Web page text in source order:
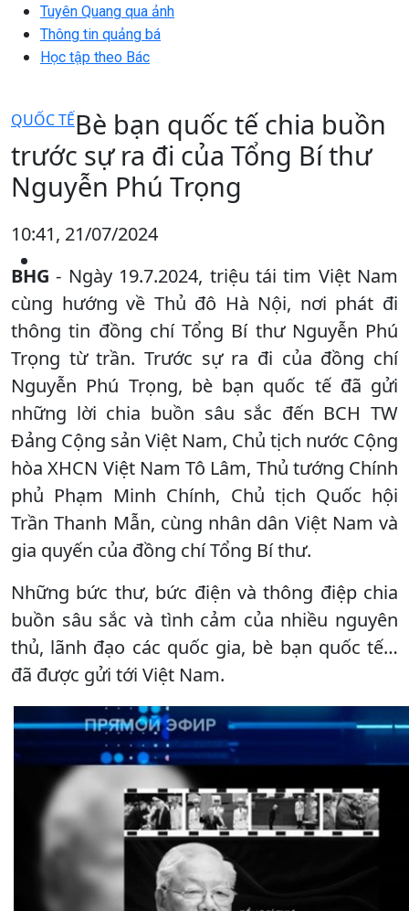
Tuyên Quang qua ảnh
Thông tin quảng bá
Học tập theo Bác
QUỐC TẾBè bạn quốc tế chia buồn
trước sự ra đi của Tổng Bí thư
Nguyễn Phú Trọng
10:41, 21/07/2024
BHG- Ngày 19.7.2024, triệu tái tim Việt Nam
cùng hướng về Thủ đô Hà Nội, nơi phát đi
thông tin đồng chí Tổng Bí thư Nguyễn Phú
Trọng từ trần. Trước sự ra đi của đồng chí
Nguyễn Phú Trọng, bè bạn quốc tế đã gửi
những lời chia buồn sâu sắc đến BCH TW
Đảng Cộng sản Việt Nam, Chủ tịch nước Cộng
hòa XHCN Việt Nam Tô Lâm, Thủ tướng Chính
phủ Phạm Minh Chính, Chủ tịch Quốc hội
Trần Thanh Mẫn, cùng nhân dân Việt Nam và
gia quyến của đồng chí Tổng Bí thư.
Những bức thư, bức điện và thông điệp chia
buồn sâu sắc và tình cảm của nhiều nguyên
thủ, lãnh đạo các quốc gia, bè bạn quốc tế…
đã được gửi tới Việt Nam.